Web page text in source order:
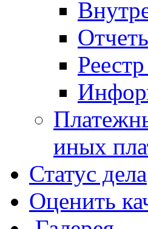
иных
Статус дела
Оценить